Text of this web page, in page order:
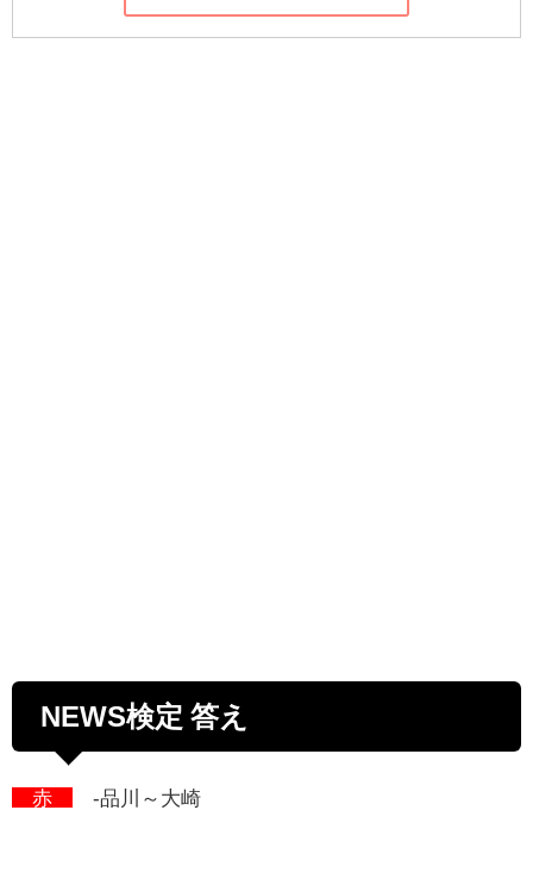
NEWS検定 答え
赤 -品川～大崎